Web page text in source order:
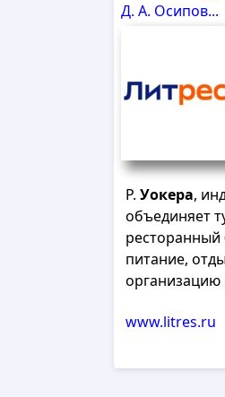
Д. А. Осипов...
Р. Уокера,
объединяет
ресторанный
питание,
www.litres.ru